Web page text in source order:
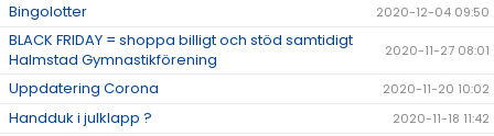
Bingolotter 2020-12-04 09:50
BLACK FRIDAY = shoppa billigt och stöd samtidigt
Halmstad Gymnastikförening
2020-11-27 08:01
Uppdatering Corona 2020-11-20 10:02
Handduk i julklapp ? 2020-11-18 11:42